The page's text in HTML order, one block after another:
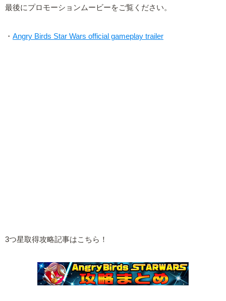
最後にプロモーションムービーをご覧ください。
・ Angry Birds Star Wars official gameplay trailer
3つ星取得攻略記事はこちら！